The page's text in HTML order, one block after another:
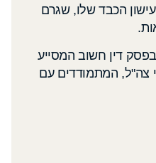
הכבד שלו, שגרם
דין חשוב המסייע
צה"ל, המתמודדים עם